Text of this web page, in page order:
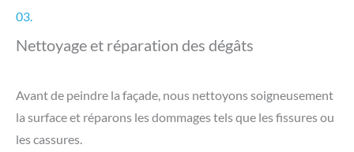
03.
Nettoyage et réparation des dégâts
Avant de peindre la façade, nous nettoyons soigneusement
la surface et réparons les dommages tels que les fissures ou
les cassures.